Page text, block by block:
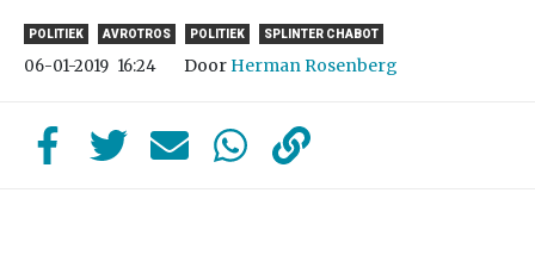
POLITIEK AVROTROS POLITIEK SPLINTER CHABOT
06-01-2019 16:24 Door Herman Rosenberg